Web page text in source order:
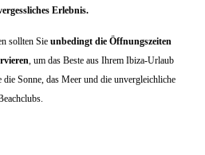
Erlebnis.
sollten Sie unbedingt die Öffnungszeiten
, um das Beste aus Ihrem Ibiza-Urlaub
die Sonne, das Meer und die unvergleichliche